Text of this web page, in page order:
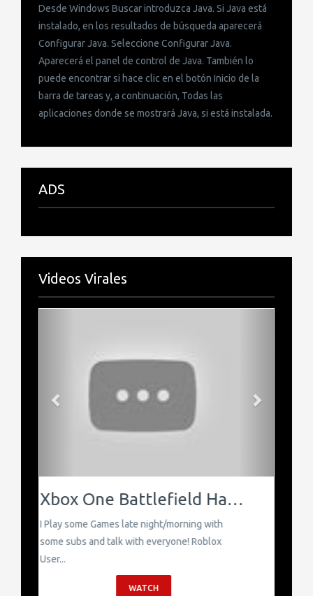
Desde Windows Buscar introduzca Java. Si Java está
instalado, en los resultados de búsqueda aparecerá
Configurar Java. Seleccione Configurar Java.
Aparecerá el panel de control de Java. También lo
puede encontrar si hace clic en el botón Inicio de la
barra de tareas y, a continuación, Todas las
aplicaciones donde se mostrará Java, si está instalada.
ADS
Videos Virales
#APOCALIPSISMINECRAFT5 Momentos Graciosos
Hola amigos y amigas estamos aquí con un
nuevo vídeo mas para el canal y esta vez con
MOME...
WATCH